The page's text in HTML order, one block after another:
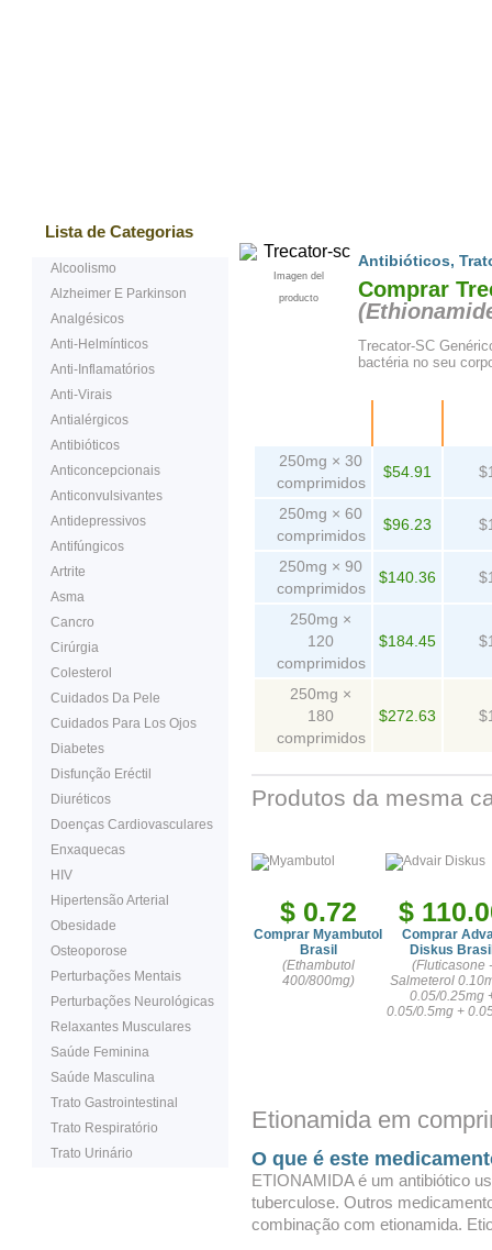
Lista de Categorias
Alcoolismo
Alzheimer E Parkinson
Analgésicos
Anti-Helmínticos
Anti-Inflamatórios
Anti-Virais
Antialérgicos
Antibióticos
Anticoncepcionais
Anticonvulsivantes
Antidepressivos
Antifúngicos
Artrite
Asma
Cancro
Cirúrgia
Colesterol
Cuidados Da Pele
Cuidados Para Los Ojos
Diabetes
Disfunção Eréctil
Diuréticos
Doenças Cardiovasculares
Enxaquecas
HIV
Hipertensão Arterial
Obesidade
Osteoporose
Perturbações Mentais
Perturbações Neurológicas
Relaxantes Musculares
Saúde Feminina
Saúde Masculina
Trato Gastrointestinal
Trato Respiratório
Trato Urinário
Imagen del
producto
Antibióticos,
Comprar
(
Trecator-SC
bactéria no seu
250mg × 30
comprimidos
$54.91
250mg × 60
comprimidos
$96.23
250mg × 90
comprimidos
$140.36
250mg ×
120
comprimidos
$184.45
250mg ×
180
comprimidos
$272.63
Produtos da mesma
$ 0.72
Comprar Myambutol
Brasil
(Ethambutol
400/800mg)
$
Comprar
Diskus
(Fluticasone -
Salmeterol
0.05/0.25mg
0.05/0.5mg +
Etionamida em
O que é este
ETIONAMIDA é um antibiótico
tuberculose. Outros
combinação com etionamida.